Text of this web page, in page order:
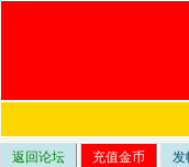
返回论坛 充值金币 发